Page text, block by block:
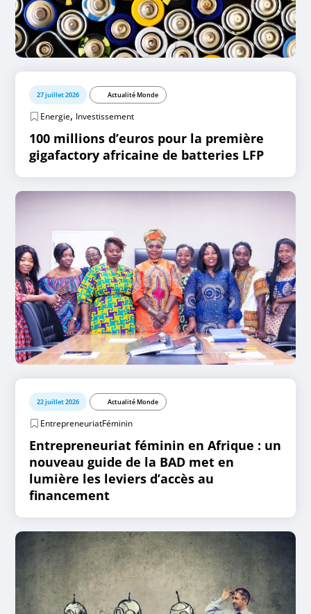
27 juillet 2026 Actualité Monde
Energie, Investissement
100 millions d’euros pour la première
gigafactory africaine de batteries LFP
22 juillet 2026 Actualité Monde
EntrepreneuriatFéminin
Entrepreneuriat féminin en Afrique : un
nouveau guide de la BAD met en
lumière les leviers d’accès au
financement